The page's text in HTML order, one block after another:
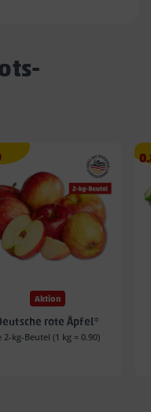
Aktion
rote Äpfel*
2-kg-Beutel (1 kg = 0.90)